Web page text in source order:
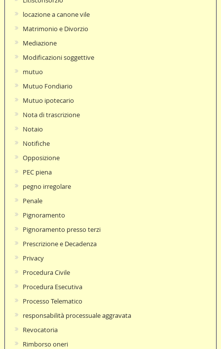
locazione a canone vile
Matrimonio e Divorzio
Mediazione
Modificazioni soggettive
mutuo
Mutuo Fondiario
Mutuo ipotecario
Nota di trascrizione
Notaio
Notifiche
Opposizione
PEC piena
pegno irregolare
Penale
Pignoramento
Pignoramento presso terzi
Prescrizione e Decadenza
Privacy
Procedura Civile
Procedura Esecutiva
Processo Telematico
responsabilità processuale aggravata
Revocatoria
Rimborso oneri